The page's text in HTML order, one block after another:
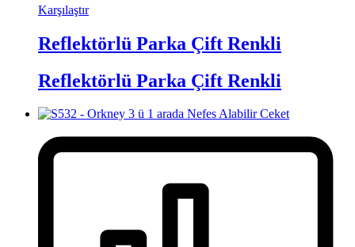
Karşılaştır
Reflektörlü Parka Çift Renkli
Reflektörlü Parka Çift Renkli